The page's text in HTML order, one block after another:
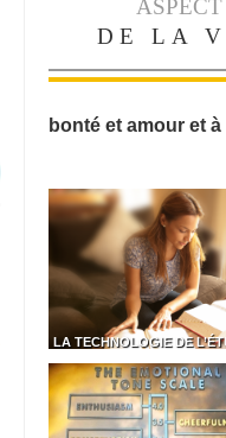
ASPECT
DE LA
bonté et amour et
LA TECHNOLOGIE DE